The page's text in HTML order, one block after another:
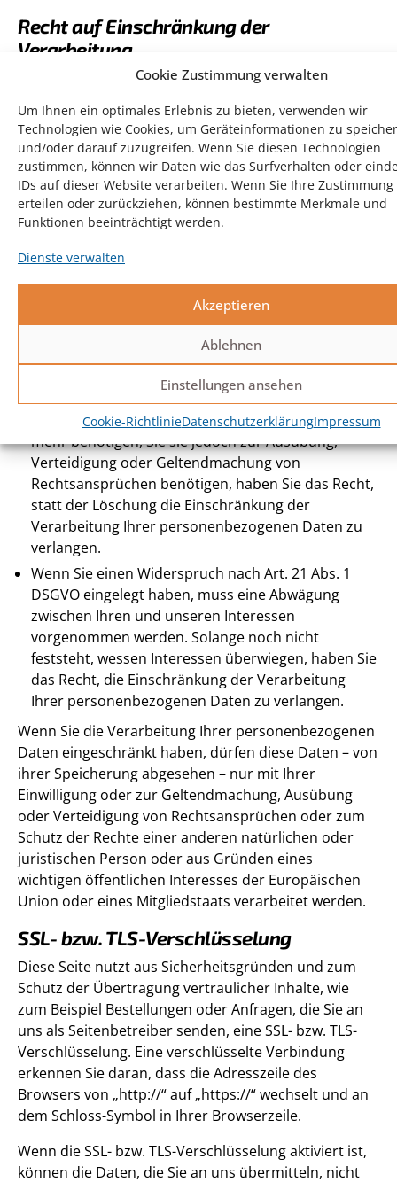
Cookie Zustimmung verwalten
Um Ihnen ein optimales Erlebnis zu bieten, verwenden wir
Technologien wie Cookies, um Geräteinformationen zu
und/oder darauf zuzugreifen. Wenn Sie diesen Technologien
zustimmen, können wir Daten wie das Surfverhalten oder
IDs auf dieser Website verarbeiten. Wenn Sie Ihre
erteilen oder zurückziehen, können bestimmte Merkmale und
Funktionen beeinträchtigt werden.
Dienste verwalten
Akzeptieren
Ablehnen
Einstellungen ansehen
Cookie-RichtlinieDatenschutzerklärungImpressum
Recht auf Einschränkung der
Verarbeitung
Sie haben das Recht, die Einschränkung der
verlangen. Hierzu können Sie sich jederzeit an uns
wenden. Das Recht auf Einschränkung der
Verarbeitung besteht in folgenden Fällen:
Wenn Sie die Richtigkeit Ihrer bei uns gespeicherten
personenbezogenen Daten bestreiten, benötigen
Dauer der Prüfung haben Sie das Recht, die
Einschränkung der Verarbeitung Ihrer
personenbezogenen Daten zu verlangen.
Wenn die Verarbeitung Ihrer personenbezogenen
Daten unrechtmäßig geschah/geschieht, können
Datenverarbeitung verlangen.
Wenn wir Ihre personenbezogenen Daten nicht
mehr benötigen, Sie sie jedoch zur Ausübung,
Verteidigung oder Geltendmachung von
Rechtsansprüchen benötigen, haben Sie das Recht,
statt der Löschung die Einschränkung der
Verarbeitung Ihrer personenbezogenen Daten zu
verlangen.
Wenn Sie einen Widerspruch nach Art. 21 Abs. 1
DSGVO eingelegt haben, muss eine Abwägung
zwischen Ihren und unseren Interessen
vorgenommen werden. Solange noch nicht
feststeht, wessen Interessen überwiegen, haben Sie
das Recht, die Einschränkung der Verarbeitung
Ihrer personenbezogenen Daten zu verlangen.
Wenn Sie die Verarbeitung Ihrer personenbezogenen
Daten eingeschränkt haben, dürfen diese Daten – von
ihrer Speicherung abgesehen – nur mit Ihrer
Einwilligung oder zur Geltendmachung, Ausübung
oder Verteidigung von Rechtsansprüchen oder zum
Schutz der Rechte einer anderen natürlichen oder
juristischen Person oder aus Gründen eines
wichtigen öffentlichen Interesses der Europäischen
Union oder eines Mitgliedstaats verarbeitet werden.
SSL- bzw. TLS-Verschlüsselung
Diese Seite nutzt aus Sicherheitsgründen und zum
Schutz der Übertragung vertraulicher Inhalte, wie
zum Beispiel Bestellungen oder Anfragen, die Sie an
uns als Seitenbetreiber senden, eine SSL- bzw. TLS-
Verschlüsselung. Eine verschlüsselte Verbindung
erkennen Sie daran, dass die Adresszeile des
Browsers von „http://“ auf „https://“ wechselt und an
dem Schloss-Symbol in Ihrer Browserzeile.
Wenn die SSL- bzw. TLS-Verschlüsselung aktiviert ist,
können die Daten, die Sie an uns übermitteln, nicht